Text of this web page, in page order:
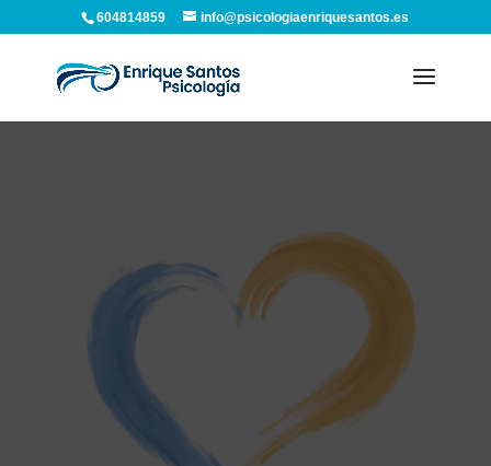
604814859 info@psicologiaenriquesantos.es